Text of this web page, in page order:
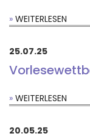
WEITERLESEN
25.07.25
WEITERLESEN
20.05.25